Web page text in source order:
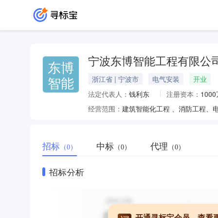
东博
智能
宁波东博智能工程有限公
浙江省 | 宁波市 电气安装
开业
法定代表人： 钱利东 注册资本： 1000
经营范围： 建筑智能化工程 、消防工程、
招标 （0） 中标 （0） 代理 （0）
招标分析